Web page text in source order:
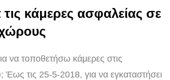
τις κάμερες ασφαλείας σε
να τοποθετήσω κάμερες στις
Έως τις 25-5-2018, για να εγκαταστήσει